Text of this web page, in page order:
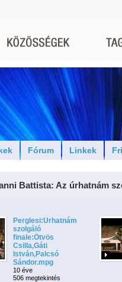
Fórum Linkek
Battista: Az úrhatnám
Perglesi:Urhatnám
szolgáló
finale:Ötvös
Csilla,Gáti
István,Palcsó
Sándor.mpg
10 éve
506 megtekintés